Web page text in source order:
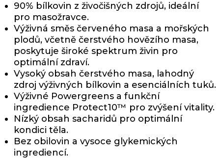
90% bílkovin z živočišných zdrojů, ideální
pro masožravce.
Výživná směs červeného masa a mořských
plodů, včetně čerstvého hovězího masa,
poskytuje široké spektrum živin pro
optimální zdraví.
Vysoký obsah čerstvého masa, lahodný
zdroj výživných bílkovin a esenciálních tuků.
Výživné Powergreens a funkční
ingredience Protect10™ pro zvýšení vitality.
Nízký obsah sacharidů pro optimální
kondici těla.
Bez obilovin a vysoce glykemických
ingrediencí.